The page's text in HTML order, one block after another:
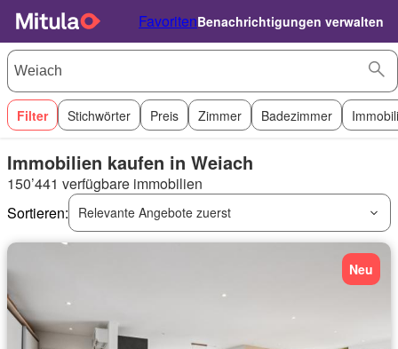
FavoritenBenachrichtigungen verwalten
Filter Stichwörter Preis Zimmer Badezimmer
Immobilien kaufen in Weiach
150’441 verfügbare immobilien
Sortieren:
Relevante Angebote zuerst
Neu